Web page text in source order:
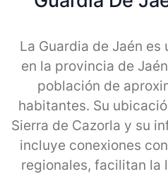
La Guardia de Jaén
en la provincia de
población de
habitantes. Su
Sierra de Cazorla y su
incluye conexiones
regionales, facilitan la